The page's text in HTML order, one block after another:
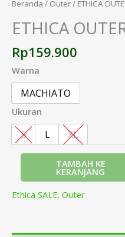
Beranda / Outer/ ETHICA
ETHICA
Rp159.900
Warna
MACHIATO
Ukuran
S L XL
TAMBAH KE
KERANJANG
Ethica SALE, Outer